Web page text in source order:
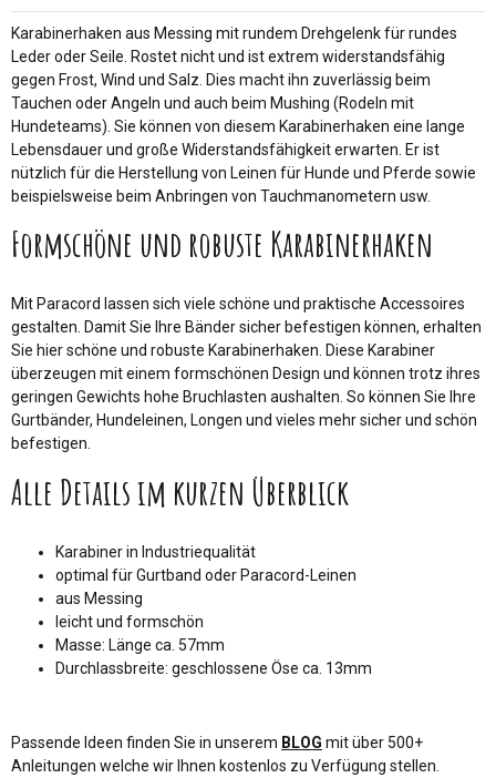
Karabinerhaken aus Messing mit rundem Drehgelenk für rundes
Leder oder Seile. Rostet nicht und ist extrem widerstandsfähig
gegen Frost, Wind und Salz. Dies macht ihn zuverlässig beim
Tauchen oder Angeln und auch beim Mushing (Rodeln mit
Hundeteams). Sie können von diesem Karabinerhaken eine lange
Lebensdauer und große Widerstandsfähigkeit erwarten. Er ist
nützlich für die Herstellung von Leinen für Hunde und Pferde sowie
beispielsweise beim Anbringen von Tauchmanometern usw.
Formschöne und robuste Karabinerhaken
Mit Paracord lassen sich viele schöne und praktische Accessoires
gestalten. Damit Sie Ihre Bänder sicher befestigen können, erhalten
Sie hier schöne und robuste Karabinerhaken. Diese Karabiner
überzeugen mit einem formschönen Design und können trotz ihres
geringen Gewichts hohe Bruchlasten aushalten. So können Sie Ihre
Gurtbänder, Hundeleinen, Longen und vieles mehr sicher und schön
befestigen.
Alle Details im kurzen Überblick
Karabiner in Industriequalität
optimal für Gurtband oder Paracord-Leinen
aus Messing
leicht und formschön
Masse: Länge ca. 57mm
Durchlassbreite: geschlossene Öse ca. 13mm
Passende Ideen finden Sie in unserem BLOG mit über 500+
Anleitungen welche wir Ihnen kostenlos zu Verfügung stellen.